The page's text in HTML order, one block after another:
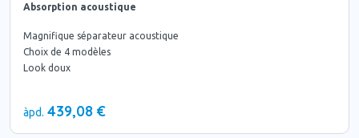
Absorption acoustique
Magnifique séparateur acoustique
Choix de 4 modèles
Look doux
àpd. 439,08 €